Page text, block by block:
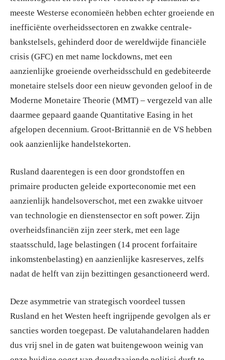
meeste Westerse economieën hebben echter groeiende en
inefficiënte overheidssectoren en zwakke centrale-
bankstelsels, gehinderd door de wereldwijde financiële
crisis (GFC) en met name lockdowns, met een
aanzienlijke groeiende overheidsschuld en gedebiteerde
monetaire stelsels door een nieuw gevonden geloof in de
Moderne Monetaire Theorie (MMT) – vergezeld van alle
daarmee gepaard gaande Quantitative Easing in het
afgelopen decennium. Groot-Brittannië en de VS hebben
ook aanzienlijke handelstekorten.
Rusland daarentegen is een door grondstoffen en
primaire producten geleide exporteconomie met een
aanzienlijk handelsoverschot, met een zwakke uitvoer
van technologie en dienstensector en soft power. Zijn
overheidsfinanciën zijn zeer sterk, met een lage
staatsschuld, lage belastingen (14 procent forfaitaire
inkomstenbelasting) en aanzienlijke kasreserves, zelfs
nadat de helft van zijn bezittingen gesanctioneerd werd.
Deze asymmetrie van strategisch voordeel tussen
Rusland en het Westen heeft ingrijpende gevolgen als er
sancties worden toegepast. De valutahandelaren hadden
dus vrij snel in de gaten wat buitengewoon weinig van